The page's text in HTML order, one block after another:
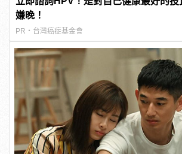
嫌晚！
PR・台灣癌症基金會